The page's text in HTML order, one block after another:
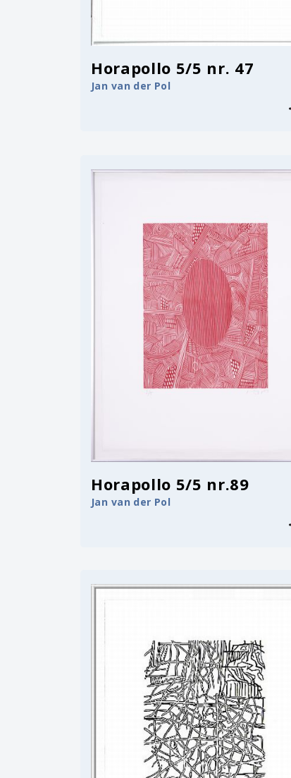
Horapollo 5/5 nr. 47
Jan van der Pol
Horapollo 5/5 nr.89
Jan van der Pol